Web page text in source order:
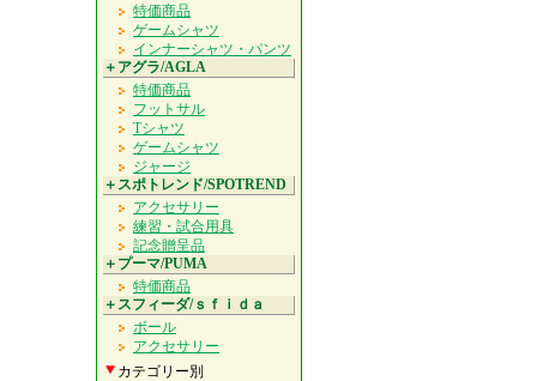
特価商品
ゲームシャツ
インナーシャツ・パンツ
＋アグラ/AGLA
特価商品
フットサル
Tシャツ
ゲームシャツ
ジャージ
＋スポトレンド/SPOTREND
アクセサリー
練習・試合用具
記念贈呈品
＋プーマ/PUMA
特価商品
＋スフィーダ/ｓｆｉｄａ
ボール
アクセサリー
カテゴリー別